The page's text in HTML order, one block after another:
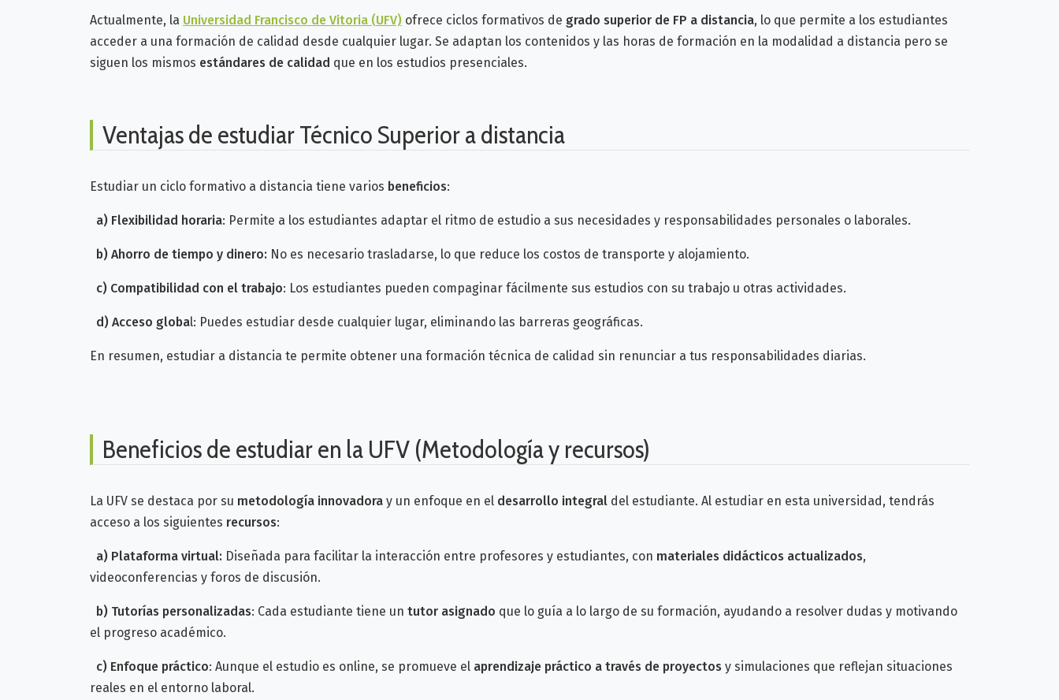
Actualmente, la Universidad Francisco de Vitoria (UFV) ofrece ciclos formativos de grado superior de FP a distancia, lo que permite a los estudiantes
acceder a una formación de calidad desde cualquier lugar. Se adaptan los contenidos y las horas de formación en la modalidad a distancia pero se
siguen los mismos estándares de calidad que en los estudios presenciales.
Ventajas de estudiar Técnico Superior a distancia
Estudiar un ciclo formativo a distancia tiene varios beneficios:
a) Flexibilidad horaria: Permite a los estudiantes adaptar el ritmo de estudio a sus necesidades y responsabilidades personales o laborales.
b) Ahorro de tiempo y dinero: No es necesario trasladarse, lo que reduce los costos de transporte y alojamiento.
c) Compatibilidad con el trabajo: Los estudiantes pueden compaginar fácilmente sus estudios con su trabajo u otras actividades.
d) Acceso global: Puedes estudiar desde cualquier lugar, eliminando las barreras geográficas.
En resumen, estudiar a distancia te permite obtener una formación técnica de calidad sin renunciar a tus responsabilidades diarias.
Beneficios de estudiar en la UFV (Metodología y recursos)
La UFV se destaca por su metodología innovadora y un enfoque en el desarrollo integral del estudiante. Al estudiar en esta universidad, tendrás
acceso a los siguientes recursos:
a) Plataforma virtual: Diseñada para facilitar la interacción entre profesores y estudiantes, con materiales didácticos actualizados,
videoconferencias y foros de discusión.
b) Tutorías personalizadas: Cada estudiante tiene un tutor asignado que lo guía a lo largo de su formación, ayudando a resolver dudas y motivando
el progreso académico.
c) Enfoque práctico: Aunque el estudio es online, se promueve el aprendizaje práctico a través de proyectos y simulaciones que reflejan situaciones
reales en el entorno laboral.